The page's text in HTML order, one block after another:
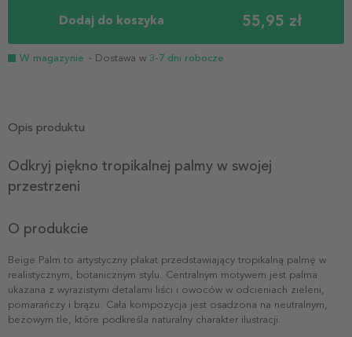
Dodaj do koszyka 55,95 zł
W magazynie - Dostawa w 3-7 dni robocze
Opis produktu
Odkryj piękno tropikalnej palmy w swojej
przestrzeni
O produkcie
Beige Palm to artystyczny plakat przedstawiający tropikalną palmę w
realistycznym, botanicznym stylu. Centralnym motywem jest palma
ukazana z wyrazistymi detalami liści i owoców w odcieniach zieleni,
pomarańczy i brązu. Cała kompozycja jest osadzona na neutralnym,
beżowym tle, które podkreśla naturalny charakter ilustracji.